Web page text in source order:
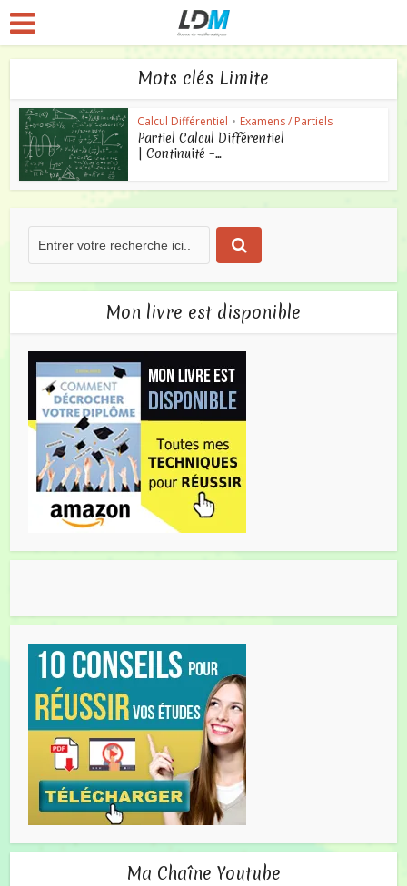
Mots clés Limite
Calcul Différentiel • Examens / Partiels
Partiel Calcul Différentiel
| Continuité –...
Mon livre est disponible
Ma Chaîne Youtube